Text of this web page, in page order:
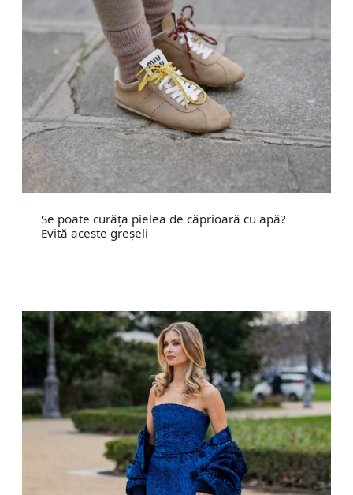
Se poate curăța pielea de căprioară cu apă?
Evită aceste greșeli